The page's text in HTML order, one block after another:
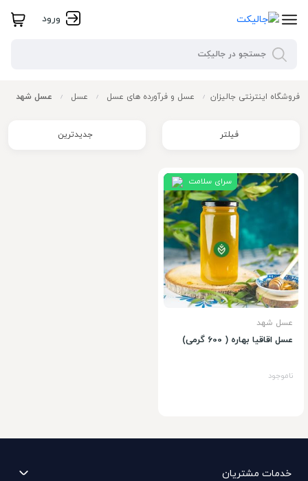
ورود
فروشگاه اینترنتی جالیزان / عسل و فرآورده های عسل / عسل / عسل شهد
فیلتر جدیدترین
سرای سلامت
عسل شهد
عسل اقاقیا بهاره ( 600 گرمی)
ناموجود
خدمات مشتریان